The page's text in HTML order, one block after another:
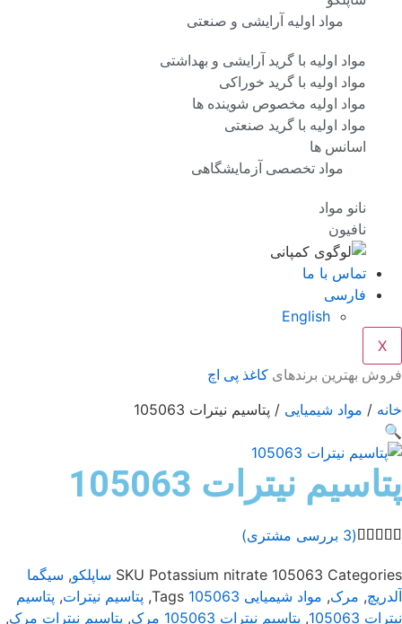
مواد اولیه آرایشی و صنعتی
مواد اولیه با گرید آرایشی و بهداشتی
مواد اولیه با گرید خوراکی
مواد اولیه مخصوص شوینده ها
مواد اولیه با گرید صنعتی
اسانس ها
مواد تخصصی آزمایشگاهی
نانو مواد
نافیون
تماس با ما
فارسی
English
بهترین برندهایکاغذ پی اچ
/مواد شیمیایی/ پتاسیم نیترات 105063
نیترات 105063
(
3بررسی مشتری)
SKUPotassium nitrate 105063 ساپلکو,سیگما
,مرک,مواد شیمیایی Tags 105063
,پتاسیم نیترات,پتاسیم
105063
,پتاسیم نیترات 105063 مرک ,پتاسیم نیترات مرک,